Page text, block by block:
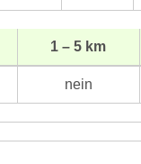
1 – 5 km
nein